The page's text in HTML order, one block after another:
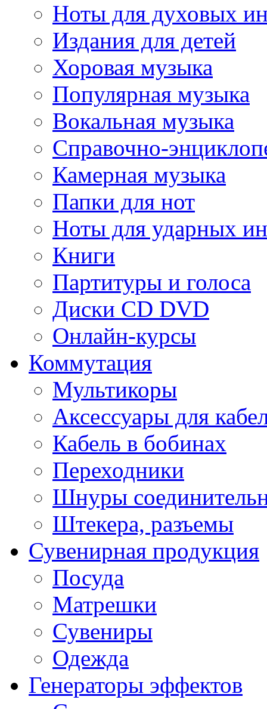
Ноты для духовых
Издания для детей
Хоровая музыка
Популярная музыка
Вокальная музыка
Справочно-
Камерная музыка
Папки для нот
Ноты для ударных
Книги
Партитуры и голоса
Диски CD DVD
Онлайн-курсы
Коммутация
Мультикоры
Аксессуары для
Кабель в бобинах
Переходники
Шнуры
Штекера, разъемы
Сувенирная продукция
Посуда
Матрешки
Сувениры
Одежда
Генераторы эффектов